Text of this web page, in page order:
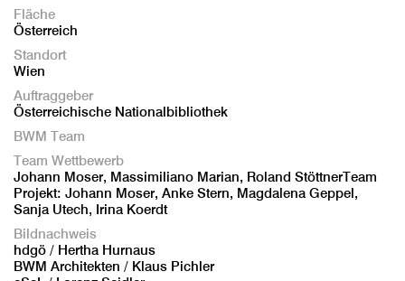
Fläche
Österreich
Standort
Wien
Auftraggeber
Österreichische Nationalbibliothek
BWM Team
Team Wettbewerb
Johann Moser, Massimiliano Marian, Roland StöttnerTeam
Projekt: Johann Moser, Anke Stern, Magdalena Geppel,
Sanja Utech, Irina Koerdt
Bildnachweis
hdgö / Hertha Hurnaus
BWM Architekten / Klaus Pichler